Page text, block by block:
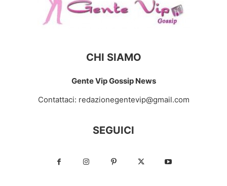
CHI SIAMO
Gente Vip Gossip News
Contattaci: redazionegentevip@gmail.com
SEGUICI